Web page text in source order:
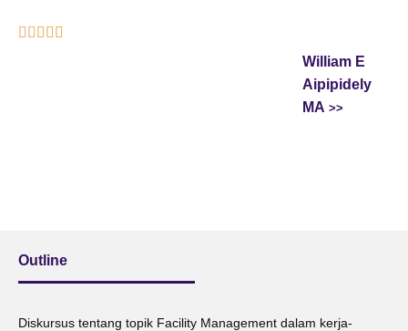
    
William E
Aipipidely
MA
Outline
Diskursus tentang topik Facility Management dalam kerja-